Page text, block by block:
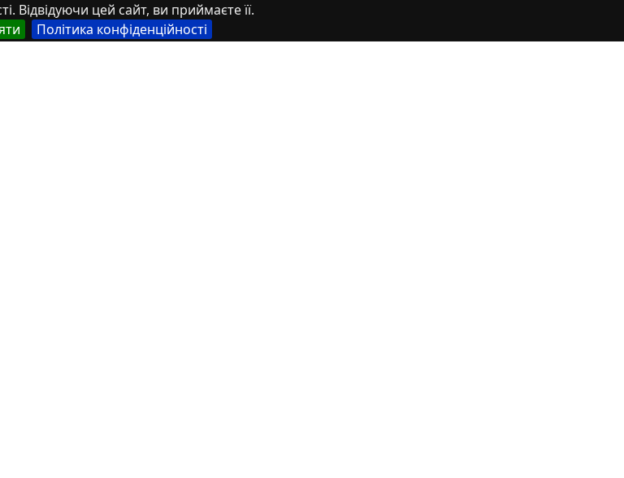
Відвідуючи цей сайт, ви приймаєте її.
Політика конфіденційності